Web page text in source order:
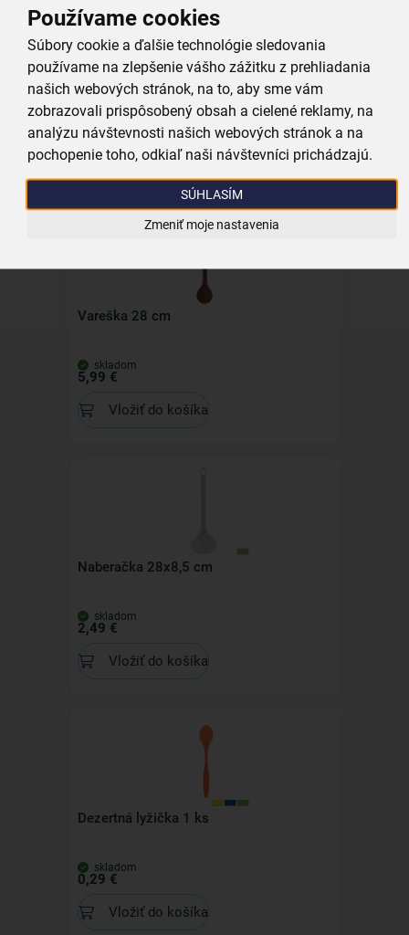
Používame cookies
Súbory cookie a ďalšie technológie sledovania
používame na zlepšenie vášho zážitku z prehliadania
našich webových stránok, na to, aby sme vám
zobrazovali prispôsobený obsah a cielené reklamy, na
analýzu návštevnosti našich webových stránok a na
pochopenie toho, odkiaľ naši návštevníci prichádzajú.
SÚHLASÍM
Zmeniť moje nastavenia
Pasírovací strojček
skladom
15,99 €
Vložiť do košíka
Vareška 28 cm
skladom
5,99 €
Vložiť do košíka
Naberačka 28x8,5 cm
skladom
2,49 €
Vložiť do košíka
Dezertná lyžička 1 ks
skladom
0,29 €
Vložiť do košíka